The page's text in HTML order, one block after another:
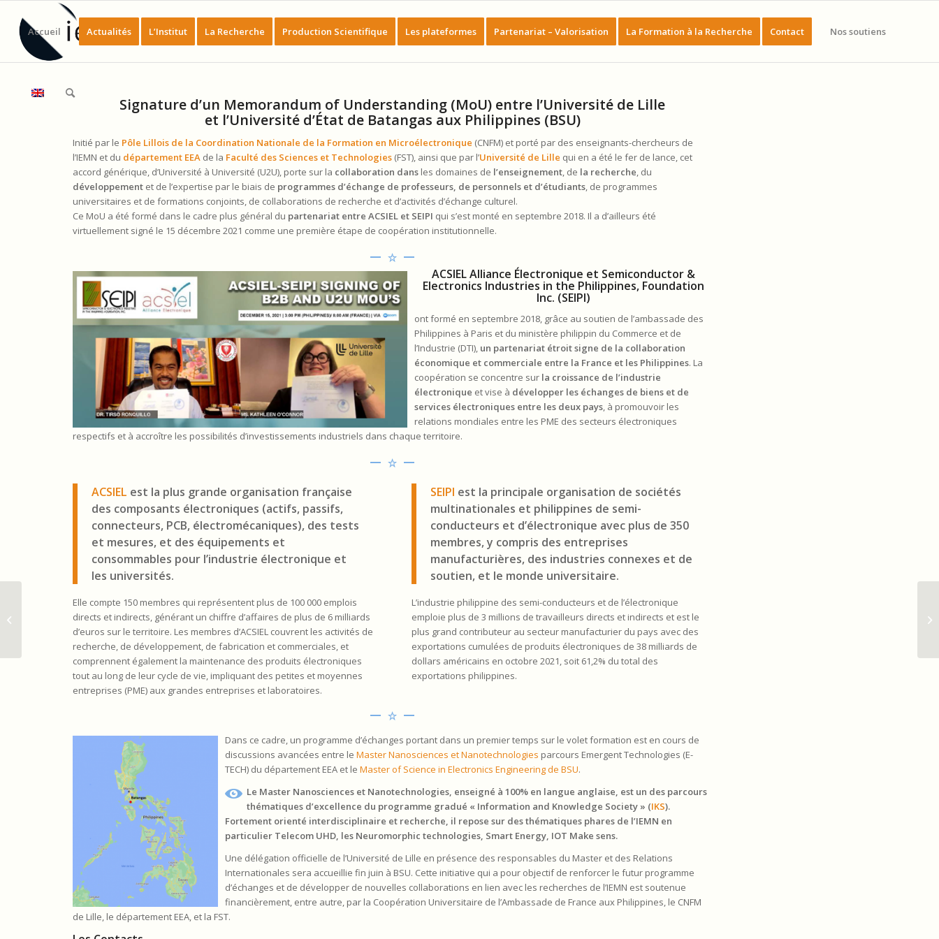
Accueil Actualités L’Institut La Recherche Production Scientifique Les plateformes Partenariat – Valorisation La Formation à la Recherche Contact Nos soutiens
Signature d’un Memorandum of Understanding (MoU) entre l’Université de Lille
et l’Université d’État de Batangas aux Philippines (BSU)
Initié par le Pôle Lillois de la Coordination Nationale de la Formation en Microélectronique (CNFM) et porté par des enseignants-chercheurs de
l’IEMN et du département EEAde la Faculté des Sciences et Technologies(FST), ainsi que par l’Université de Lille qui en a été le fer de lance, cet
accord générique, d’Université à Université (U2U), porte sur la collaboration dansles domaines de l’enseignement, de la recherche, du
développementet de l’expertise par le biais de programmes d’échange de professeurs, de personnels et d’étudiants, de programmes
universitaires et de formations conjoints, de collaborations de recherche et d’activités d’échange culturel.
Ce MoU a été formé dans le cadre plus général du partenariat entre ACSIEL et SEIPI qui s’est monté en septembre 2018. Il a d’ailleurs été
virtuellement signé le 15 décembre 2021 comme une première étape de coopération institutionnelle.
ACSIEL Alliance Électronique et Semiconductor &
Electronics Industries in the Philippines, Foundation
Inc. (SEIPI)
ont formé en septembre 2018, grâce au soutien de l’ambassade des
Philippines à Paris et du ministère philippin du Commerce et de
l’Industrie (DTI), un partenariat étroit signe de la collaboration
économique et commerciale entre la France et les Philippines. La
coopération se concentre sur la croissance de l’industrie
électronique et vise à développer les échanges de biens et de
services électroniques entre les deux pays, à promouvoir les
relations mondiales entre les PME des secteurs électroniques
respectifs et à accroître les possibilités d’investissements industriels dans chaque territoire.
ACSIEL est la plus grande organisation française
des composants électroniques (actifs, passifs,
connecteurs, PCB, électromécaniques), des tests
et mesures, et des équipements et
consommables pour l’industrie électronique et
les universités.
Elle compte 150 membres qui représentent plus de 100 000 emplois
directs et indirects, générant un chiffre d’affaires de plus de 6 milliards
d’euros sur le territoire. Les membres d’ACSIEL couvrent les activités de
recherche, de développement, de fabrication et commerciales, et
comprennent également la maintenance des produits électroniques
tout au long de leur cycle de vie, impliquant des petites et moyennes
entreprises (PME) aux grandes entreprises et laboratoires.
SEIPI est la principale organisation de sociétés
multinationales et philippines de semi-
conducteurs et d’électronique avec plus de 350
membres, y compris des entreprises
manufacturières, des industries connexes et de
soutien, et le monde universitaire.
L’industrie philippine des semi-conducteurs et de l’électronique
emploie plus de 3 millions de travailleurs directs et indirects et est le
plus grand contributeur au secteur manufacturier du pays avec des
exportations cumulées de produits électroniques de 38 milliards de
dollars américains en octobre 2021, soit 61,2% du total des
exportations philippines.
Dans ce cadre, un programme d’échanges portant dans un premier temps sur le volet formation est en cours de
discussions avancées entre le Master Nanosciences et Nanotechnologies parcours Emergent Technologies (E-
TECH) du département EEA et le Master of Science in Electronics Engineering de BSU.
Le Master Nanosciences et Nanotechnologies, enseigné à 100% en langue anglaise, est un des parcours
thématiques d’excellence du programme gradué « Information and Knowledge Society » (IKS).
Fortement orienté interdisciplinaire et recherche, il repose sur des thématiques phares de l’IEMN en
particulier Telecom UHD, les Neuromorphic technologies, Smart Energy, IOT Make sens.
Une délégation officielle de l’Université de Lille en présence des responsables du Master et des Relations
Internationales sera accueillie fin juin à BSU. Cette initiative qui a pour objectif de renforcer le futur programme
d’échanges et de développer de nouvelles collaborations en lien avec les recherches de l’IEMN est soutenue
financièrement, entre autre, par la Coopération Universitaire de l’Ambassade de France aux Philippines, le CNFM
de Lille, le département EEA, et la FST.
Thèse de Roudy Al
Sahely : “Acoustical
tweezers based on on
acoustical vortices...